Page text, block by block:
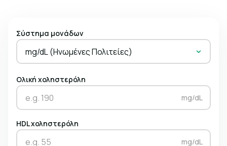
Σύστημα μονάδων
mg/dL (Ηνωμένες Πολιτείες)
Ολική χοληστερόλη
mg/dL
HDL χοληστερόλη
mg/dL